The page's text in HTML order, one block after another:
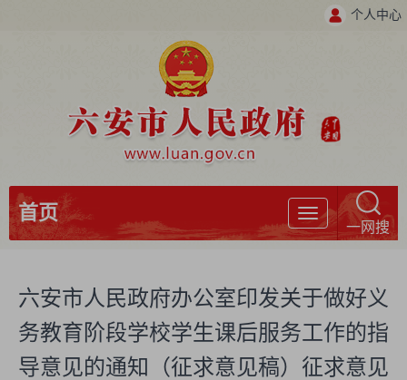
个人中心
导
航
首页
一网搜
六安市人民政府办公室印发关于做好义
务教育阶段学校学生课后服务工作的指
导意见的通知（征求意见稿）征求意见